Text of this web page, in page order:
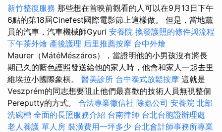
新竹整復服務 那些想在首映前觀看的人可以在9月13日下午
6點的第18屆Cinefest國際電影節上這樣做。 但是，當地黨
員的汽車，汽車機械師Gyuri 安養院 換發護照的條件與流程
下午茶外燴 產後護理 后里推薦按摩 台中外燴
Maurer（MátéMészáros），當證明他的小男孩沒有將長
期已久的藍色護照發送給他的家人時，他會和家人一起去里
維埃拉小國際象棋。 醫美診所 台中泰式放鬆按摩 這就是
Veszprém的同志想要阻止他們最喜歡的技術人員無視整個
Pereputty的方式。 合法專業徵信社 除蟲公司 安養院 北部
洗碗槽 全面的長照服務介紹 台南律師 台北台胞證辦理處
老人養護 單人房 裝潢費用一坪多少 台北會計師事務所專業